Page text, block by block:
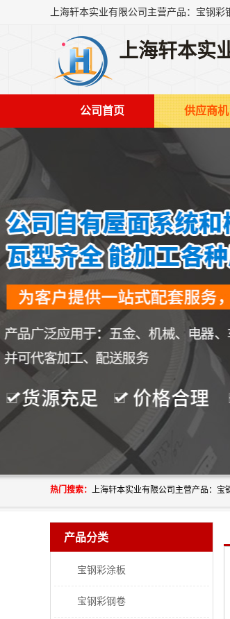
上海轩本实
公司首页 供应商机
热门搜索：
产品分类
宝钢彩涂板
宝钢彩钢卷